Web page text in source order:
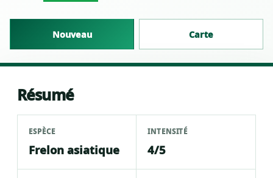
Nouveau Carte
Résumé
ESPÈCE
Frelon asiatique
INTENSITÉ
4/5